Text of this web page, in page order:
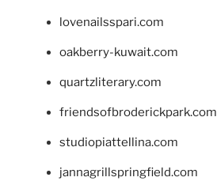
lovenailsspari.com
oakberry-kuwait.com
quartzliterary.com
friendsofbroderickpark.com
studiopiattellina.com
jannagrillspringfield.com